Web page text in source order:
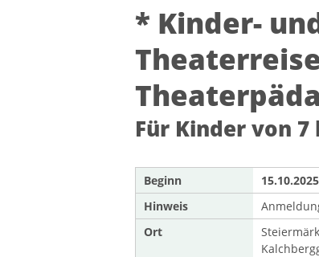
* Kinder-
Für Kinder von
Beginn 15.10.2025
Hinweis
Ort